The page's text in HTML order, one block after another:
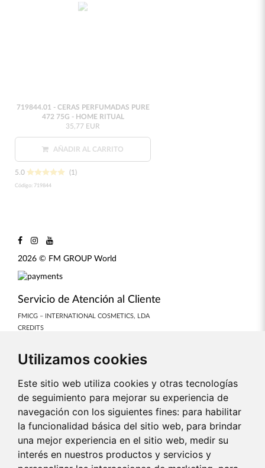
719844.01 - CERAS PERFUMADAS PURE
472 75G - HOME RITUAL
35,77 EUR
AÑADIR AL CARRITO
5.0 (1)
Código: 719844
2026 © FM GROUP World
Servicio de Atención al Cliente
FMICG – INTERNATIONAL COSMETICS, LDA
CREDITS
Nuestras colecciones
PERFUMES
MAQUILLAJE
SUPLEMENTOS
CASA
🔁MARCAS ASOCIADAS🔁
Utilizamos cookies
Este sitio web utiliza cookies y otras tecnologías
de seguimiento para mejorar su experiencia de
navegación con los siguientes fines: para habilitar
la funcionalidad básica del sitio web, para brindar
una mejor experiencia en el sitio web, medir su
interés en nuestros productos y servicios y